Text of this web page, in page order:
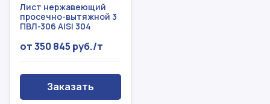
Лист нержавеющий
просечно-вытяжной 3
ПВЛ-306 AISI 304
от 350 845 руб./т
Заказать